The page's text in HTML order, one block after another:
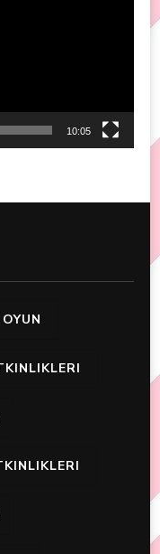
10:05